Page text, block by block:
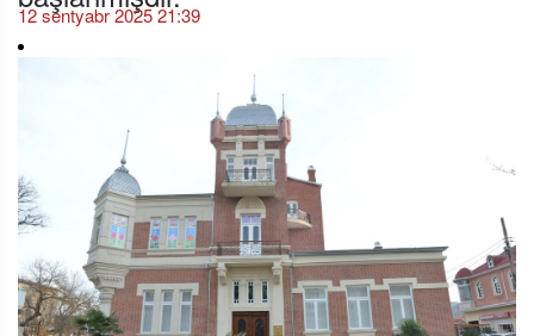
12 sentyabr 2025 21:39